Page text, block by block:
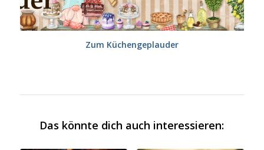
Zum Küchengeplauder
Das könnte dich auch interessieren: